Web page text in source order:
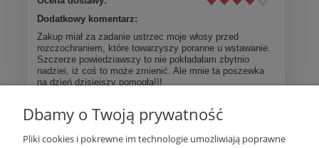
Dodatkowy komentarz:
Zakup miał za zadanie ustrzec moje włosy przed
rozczochraniem, które towarzyszy poranne u wstawanie.
Szczerze powiedziawszy to nie pokładałam zbytnio
nadziei, iż coś to może zmienić. Ale mnie ta poszewka
na dzień dzisiejszy pomogła!!!
Więcej opinii
Dbamy o Twoją prywatność
Pliki cookies i pokrewne im technologie umożliwiają poprawne